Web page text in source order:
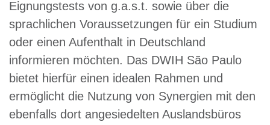
Eignungstests von g.a.s.t. sowie über die
sprachlichen Voraussetzungen für ein Studium
oder einen Aufenthalt in Deutschland
informieren möchten. Das DWIH São Paulo
bietet hierfür einen idealen Rahmen und
ermöglicht die Nutzung von Synergien mit den
ebenfalls dort angesiedelten Auslandsbüros